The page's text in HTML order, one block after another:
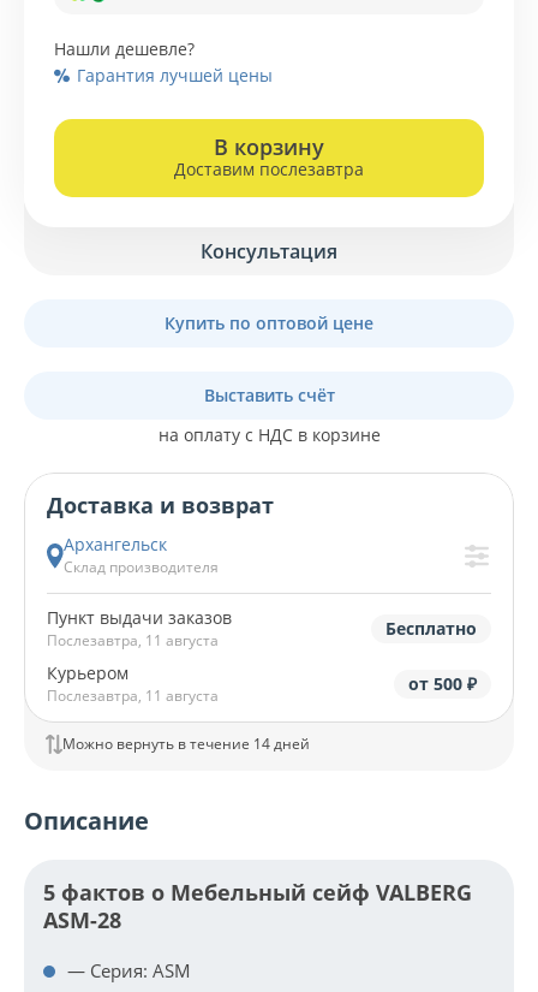
Нашли дешевле?
Гарантия лучшей цены
В корзину
Доставим послезавтра
Консультация
Купить по оптовой цене
Выставить счёт
на оплату с НДС в корзине
Доставка и возврат
Архангельск
Склад производителя
Пункт выдачи заказов
Послезавтра, 11 августа
Бесплатно
Курьером
Послезавтра, 11 августа
от 500 ₽
Можно вернуть в течение 14 дней
Описание
5 фактов о Мебельный сейф VALBERG
ASM-28
— Серия: ASM